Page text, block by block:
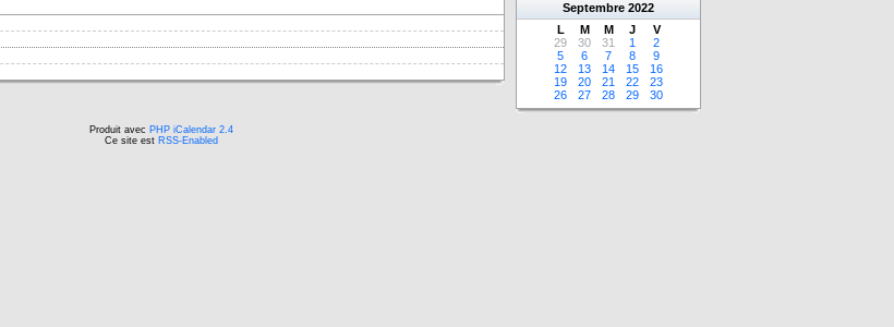
Septembre 2022
L
M M J
V
29
30 31 1
2
5
6 7 8
9
12
13 14 15
16
19
20 21 22
23
26
27 28 29 30
Produit avec PHP iCalendar 2.4
Ce site est RSS-Enabled